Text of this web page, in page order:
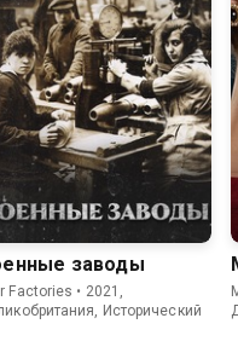
заводы
Factories • 2021,
Исторический